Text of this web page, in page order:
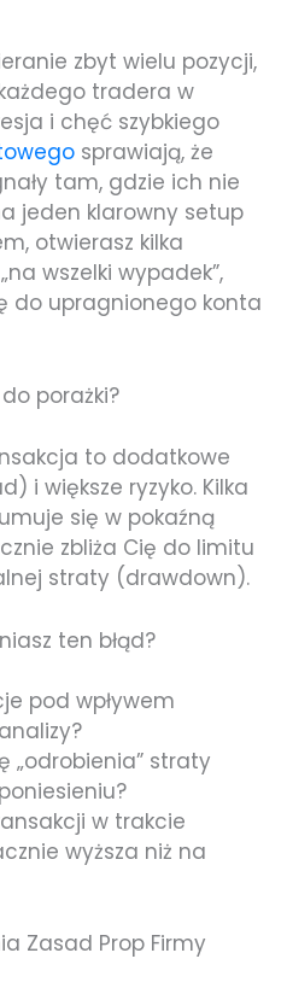
zbyt wielu pozycji,
tradera w
i chęć szybkiego
sprawiają, że
tam, gdzie ich nie
jeden klarowny setup
otwierasz kilka
wszelki wypadek”,
do upragnionego konta
porażki?
to dodatkowe
i większe ryzyko. Kilka
się w pokaźną
zbliża Cię do limitu
straty (drawdown).
ten błąd?
pod wpływem
„odrobienia” straty
w trakcie
wyższa niż na
Zasad Prop Firmy